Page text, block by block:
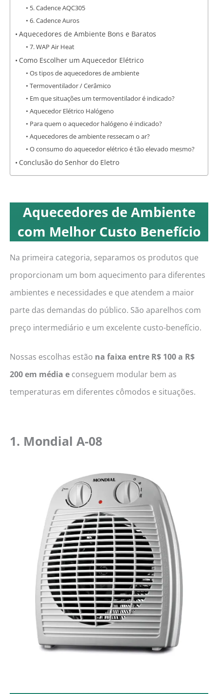
5. Cadence AQC305
6. Cadence Auros
Aquecedores de Ambiente Bons e Baratos
7. WAP Air Heat
Como Escolher um Aquecedor Elétrico
Os tipos de aquecedores de ambiente
Termoventilador / Cerâmico
Em que situações um termoventilador é indicado?
Aquecedor Elétrico Halógeno
Para quem o aquecedor halógeno é indicado?
Aquecedores de ambiente ressecam o ar?
O consumo do aquecedor elétrico é tão elevado mesmo?
Conclusão do Senhor do Eletro
Aquecedores de Ambiente
com Melhor Custo Benefício
Na primeira categoria, separamos os produtos que
proporcionam um bom aquecimento para diferentes
ambientes e necessidades e que atendem a maior
parte das demandas do público. São aparelhos com
preço intermediário e um excelente custo-benefício.
Nossas escolhas estão na faixa entre R$ 100 a R$
200 em média e conseguem modular bem as
temperaturas em diferentes cômodos e situações.
1. Mondial A-08